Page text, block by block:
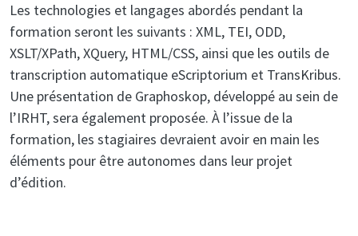
Les technologies et langages abordés pendant la
formation seront les suivants : XML, TEI, ODD,
XSLT/XPath, XQuery, HTML/CSS, ainsi que les outils de
transcription automatique eScriptorium et TransKribus.
Une présentation de Graphoskop, développé au sein de
l’IRHT, sera également proposée. À l’issue de la
formation, les stagiaires devraient avoir en main les
éléments pour être autonomes dans leur projet
d’édition.